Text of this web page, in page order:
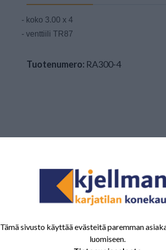
- koko 3.00 x 4
- venttiili TR87
Tuotenumero: RA300-4
Tämä sivusto käyttää evästeitä paremman
luomiseen.